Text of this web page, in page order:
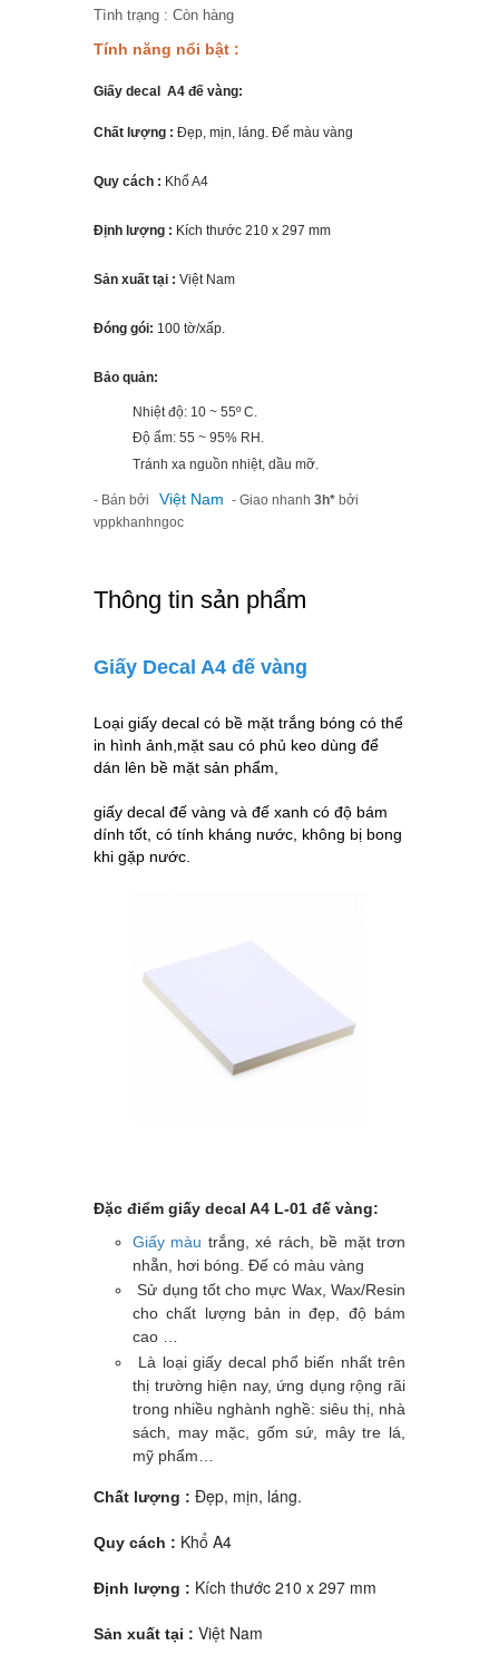
Tình trạng : Còn hàng
Tính năng nổi bật :
Giấy decal A4 đế vàng:
Chất lượng : Đẹp, mịn, láng. Đế màu vàng
Quy cách : Khổ A4
Định lượng : Kích thước 210 x 297 mm
Sản xuất tại : Việt Nam
Đóng gói: 100 tờ/xấp.
Bảo quản:
Nhiệt độ: 10 ~ 55º C.
Độ ẩm: 55 ~ 95% RH.
Tránh xa nguồn nhiệt, dầu mỡ.
- Bán bởi Việt Nam - Giao nhanh 3h* bởi
vppkhanhngoc
Thông tin sản phẩm
Giấy Decal A4 đế vàng
Loại giấy decal có bề mặt trắng bóng có thể
in hình ảnh,mặt sau có phủ keo dùng để
dán lên bề mặt sản phẩm,
giấy decal đế vàng và đế xanh có độ bám
dính tốt, có tính kháng nước, không bị bong
khi gặp nước.
Đặc điểm giấy decal A4 L-01 đế vàng:
Giấy màu trắng, xé rách, bề mặt trơn
nhẵn, hơi bóng. Đế có màu vàng
Sử dụng tốt cho mực Wax, Wax/Resin
cho chất lượng bản in đẹp, độ bám
cao …
Là loại giấy decal phổ biến nhất trên
thị trường hiện nay, ứng dụng rộng rãi
trong nhiều nghành nghề: siêu thị, nhà
sách, may mặc, gốm sứ, mây tre lá,
mỹ phẩm…
Chất lượng : Đẹp, mịn, láng.
Quy cách : Khổ A4
Định lượng : Kích thước 210 x 297 mm
Sản xuất tại : Việt Nam